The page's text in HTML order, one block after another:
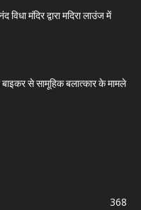
मंदिर द्वारा मदिरा लाउंज में
से सामूहिक बलात्कार के मामले
368